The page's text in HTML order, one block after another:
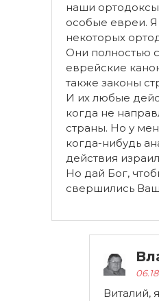
наши ортодоксы
особые евреи.
некоторых
Они полностью
еврейские
также законы
И их любые
когда не
страны. Но у
когда-нибудь
действия
Но дай Бог,
свершились
Виталий,